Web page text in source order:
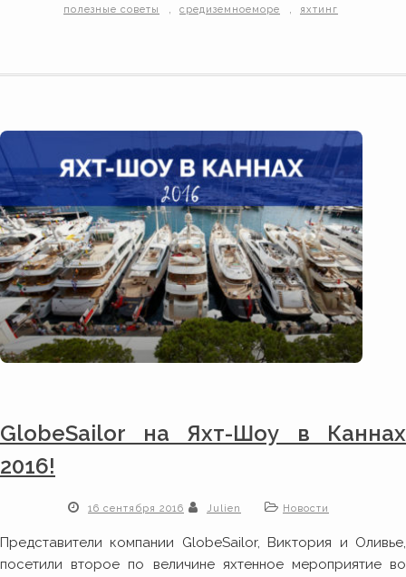
полезные советы , средиземноеморе , яхтинг
GlobeSailor на Яхт-Шоу в Каннах
2016!
16 сентября 2016 Julien Новости
Представители компании GlobeSailor, Виктория и Оливье,
посетили второе по величине яхтенное мероприятие во